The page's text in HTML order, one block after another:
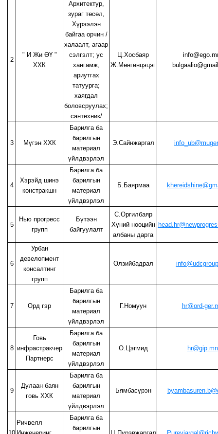
2
" И Жи ӨҮ "
ХХК
Архитектур,
зураг төсөл,
Хүрээлэн
байгаа орчин /
халаалт, агаар
сэлгэлт; ус
хангамж,
ариутгах
татуурга;
хаягдал
боловсруулах;
сантехник/
Ц.Хосбаяр
Ж.Мөнгөнцэцэг
3 Мүгэн ХХК
Барилга ба
барилгын
материал
үйлдвэрлэл
Э.Сайнжаргал
4
Хэрэйд шинэ
констракшн
Барилга ба
барилгын
материал
үйлдвэрлэл
Б.Баярмаа
5
Нью прогресс
групп
Бүтээн
байгуулалт
С.Оргилбаяр
Хүний нөөцийн
албаны дарга
6
Урбан
девелопмент
консалтинг
групп
Өлзийбадрал
7 Орд гэр
Барилга ба
барилгын
материал
үйлдвэрлэл
Г.Номуун hr@ord-
8
Говь
инфрастракчер
Партнерс
Барилга ба
барилгын
материал
үйлдвэрлэл
О.Цэгмид hr@gip.mn
9
Дулаан баян
говь ХХК
Барилга ба
барилгын
материал
үйлдвэрлэл
Бямбасүрэн
Ричвелл
Барилга ба
барилгын